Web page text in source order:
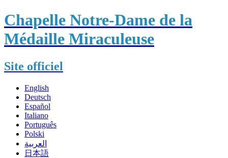
Chapelle Notre-Dame de la
Médaille Miraculeuse
Site officiel
English
Deutsch
Español
Italiano
Português
Polski
العربية
日本語